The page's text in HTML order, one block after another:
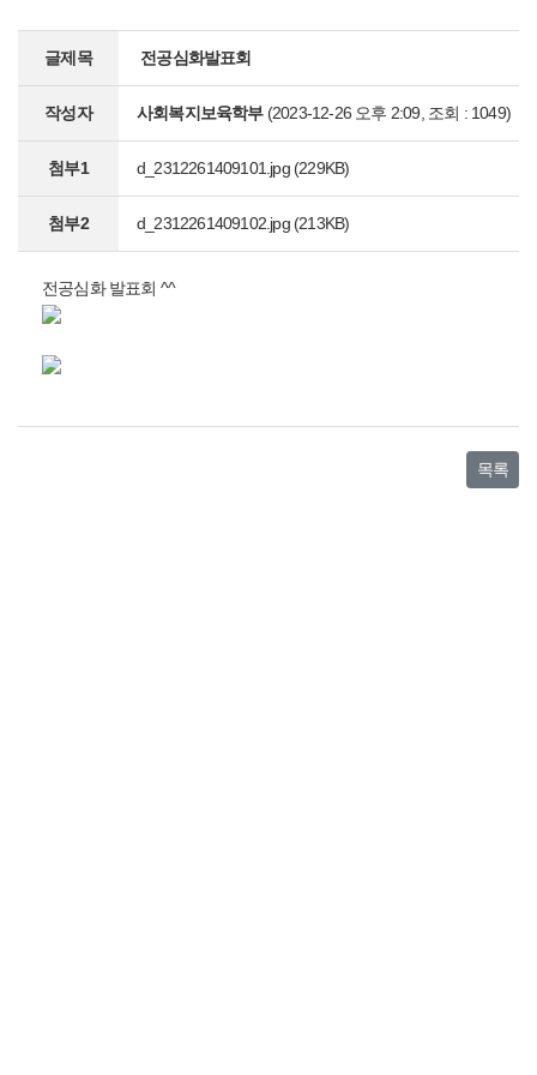
글제목 전공심화발표회
작성자 사회복지보육학부(2023-12-26 오후 2:09, 조회 : 1049)
첨부1 d_2312261409101.jpg(229KB)
첨부2 d_2312261409102.jpg(213KB)
전공심화 발표회 ^^
목록